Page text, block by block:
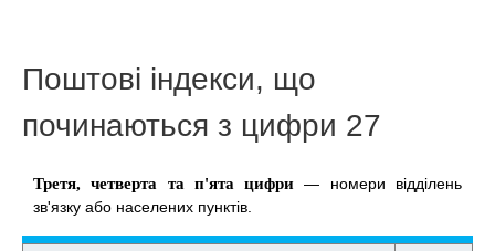
Поштові індекси, що
починаються з цифри 27
Третя, четверта та п'ята цифри — номери відділень
зв'язку або населених пунктів.